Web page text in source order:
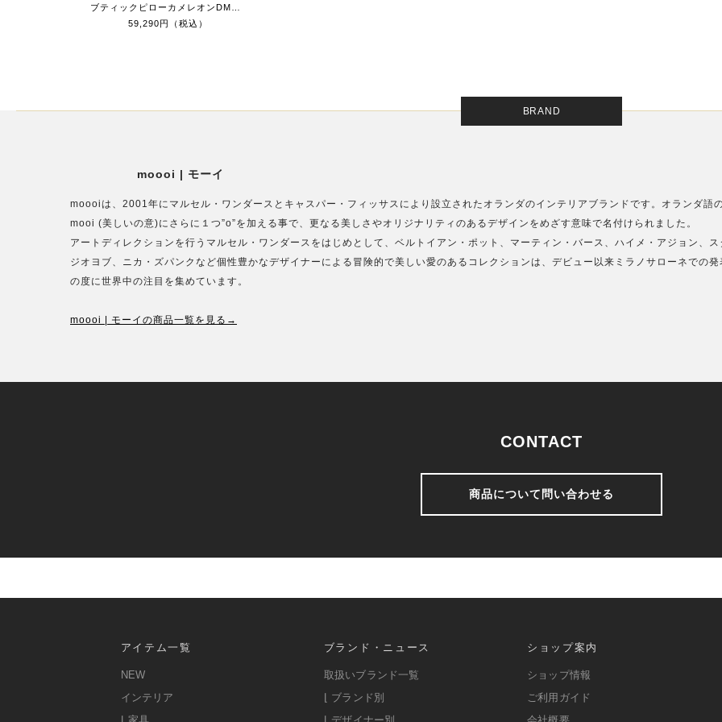
59,290円（税込）
BRAND
moooi | モーイ
moooiは、2001年にマルセル・ワンダースとキャスパー・フィッサスにより設立されたオランダのインテリアブランドです。オランダ語
mooi (美しいの意)にさらに１つ”o”を加える事で、更なる美しさやオリジナリティのあるデザインをめざす意味で名付けられました。
アートディレクションを行うマルセル・ワンダースをはじめとして、ベルトイアン・ポット、マーティン・バース、ハイメ・アジョン、ス
ジオヨブ、ニカ・ズパンクなど個性豊かなデザイナーによる冒険的で美しい愛のあるコレクションは、デビュー以来ミラノサローネでの発
の度に世界中の注目を集めています。
moooi | モーイの商品一覧を見る→
CONTACT
商品について問い合わせる
アイテム一覧
NEW
インテリア
ブランド・ニュース
取扱いブランド一覧
⌊ ブランド別
ショップ案内
ショップ情報
ご利用ガイド